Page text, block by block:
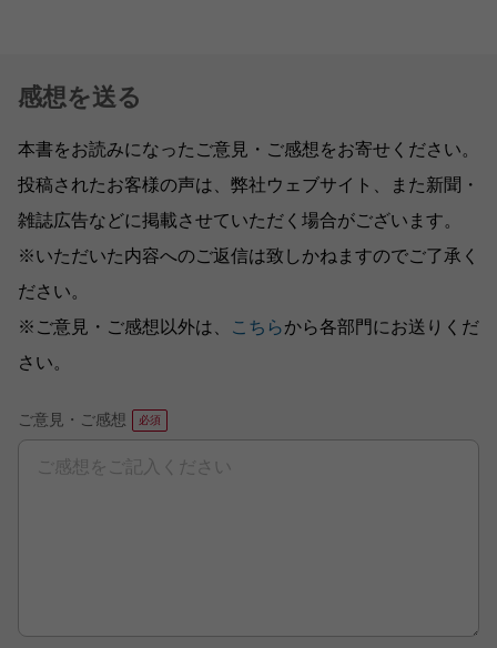
感想を送る
本書をお読みになったご意見・ご感想をお寄せください。
投稿されたお客様の声は、弊社ウェブサイト、また新聞・
雑誌広告などに掲載させていただく場合がございます。
※いただいた内容へのご返信は致しかねますのでご了承く
ださい。
※ご意見・ご感想以外は、
こちらから各部門にお送りくだ
さい。
ご意見・ご感想